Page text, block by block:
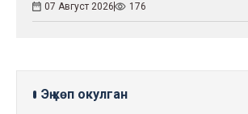
07 Август 2026 176
Эң көп окулган